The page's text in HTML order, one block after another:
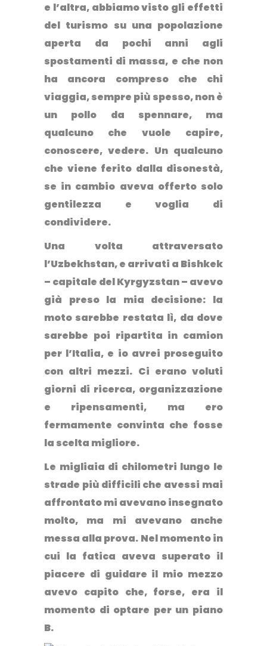
e l’altra, abbiamo visto gli effetti
del turismo su una popolazione
aperta da pochi anni agli
spostamenti di massa, e che non
ha ancora compreso che chi
viaggia, sempre più spesso, non è
un pollo da spennare, ma
qualcuno che vuole capire,
conoscere, vedere. Un qualcuno
che viene ferito dalla disonestà,
se in cambio aveva offerto solo
gentilezza e voglia di
condividere.
Una volta attraversato
l’Uzbekhstan, e arrivati a Bishkek
– capitale del Kyrgyzstan – avevo
già preso la mia decisione: la
moto sarebbe restata lì, da dove
sarebbe poi ripartita in camion
per l’Italia, e io avrei proseguito
con altri mezzi. Ci erano voluti
giorni di ricerca, organizzazione
e ripensamenti, ma ero
fermamente convinta che fosse
la scelta migliore.
Le migliaia di chilometri lungo le
strade più difficili che avessi mai
affrontato mi avevano insegnato
molto, ma mi avevano anche
messa alla prova. Nel momento in
cui la fatica aveva superato il
piacere di guidare il mio mezzo
avevo capito che, forse, era il
momento di optare per un piano
B.